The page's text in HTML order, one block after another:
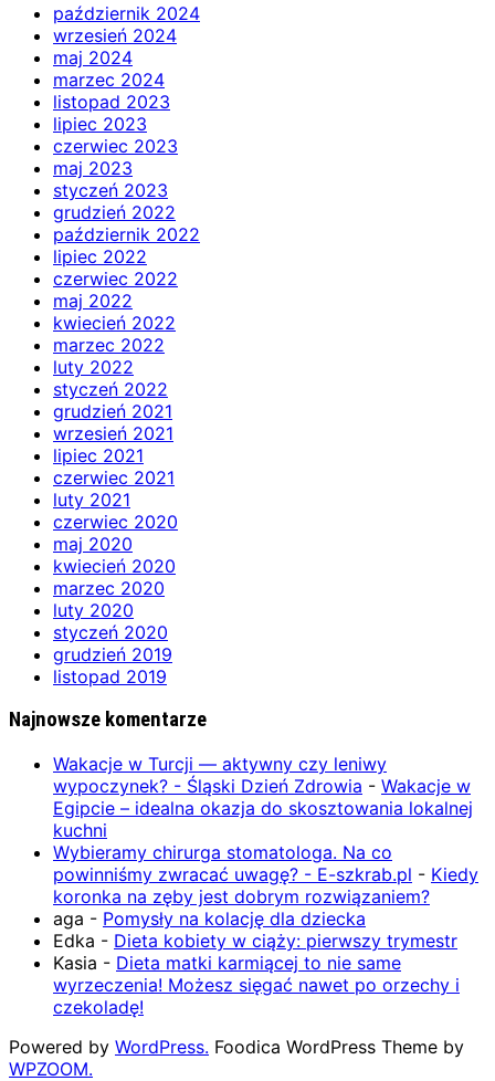
październik 2024
wrzesień 2024
maj 2024
marzec 2024
listopad 2023
lipiec 2023
czerwiec 2023
maj 2023
styczeń 2023
grudzień 2022
październik 2022
lipiec 2022
czerwiec 2022
maj 2022
kwiecień 2022
marzec 2022
luty 2022
styczeń 2022
grudzień 2021
wrzesień 2021
lipiec 2021
czerwiec 2021
luty 2021
czerwiec 2020
maj 2020
kwiecień 2020
marzec 2020
luty 2020
styczeń 2020
grudzień 2019
listopad 2019
Najnowsze komentarze
Wakacje w Turcji — aktywny czy leniwy
wypoczynek? - Śląski Dzień Zdrowia - Wakacje w
Egipcie – idealna okazja do skosztowania lokalnej
kuchni
Wybieramy chirurga stomatologa. Na co
powinniśmy zwracać uwagę? - E-szkrab.pl - Kiedy
koronka na zęby jest dobrym rozwiązaniem?
aga - Pomysły na kolację dla dziecka
Edka - Dieta kobiety w ciąży: pierwszy trymestr
Kasia - Dieta matki karmiącej to nie same
wyrzeczenia! Możesz sięgać nawet po orzechy i
czekoladę!
Powered by WordPress. Foodica WordPress Theme by
WPZOOM.